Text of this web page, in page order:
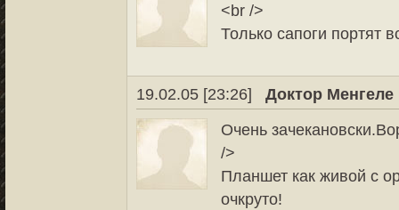
<br />
Только сапоги портят
19.02.05 [23:26]
Доктор Менгеле
Очень
/>
Планшет как живой с
очкруто!